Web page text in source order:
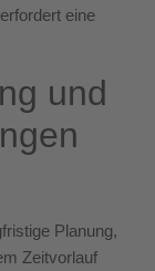
eine
und
Planung,
Zeitvorlauf